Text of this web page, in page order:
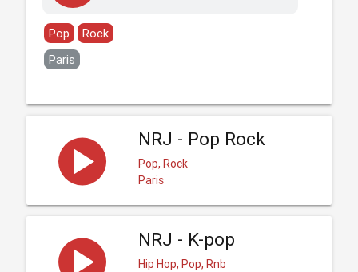
Pop
Rock
Paris
NRJ - Pop Rock
Pop, Rock
Paris
NRJ - K-pop
Hip Hop, Pop, Rnb